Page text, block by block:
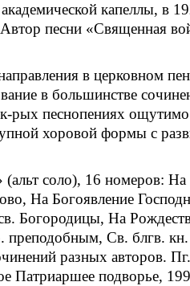
капеллы, в
песни «Священная
в церковном
в большинстве
песнопениях ощутимо
хоровой формы с
соло), 16 номеров:
На Богоявление
Богородицы, На
Св. блгв.
разных авторов.
Патриаршее подворье,